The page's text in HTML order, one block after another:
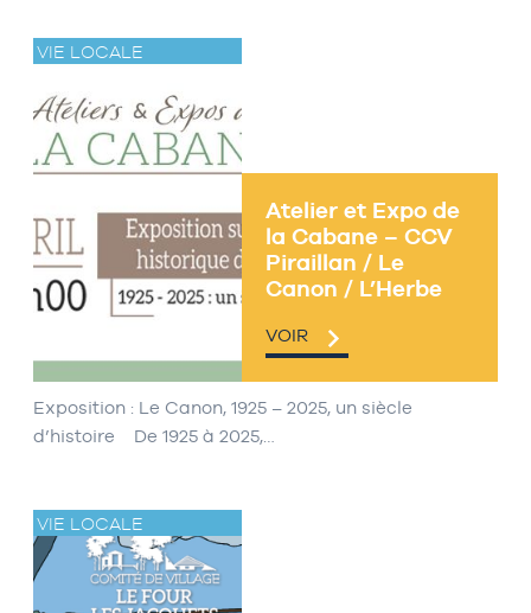
VIE LOCALE
Atelier et Expo de
la Cabane – CCV
Piraillan / Le
Canon / L’Herbe
VOIR
Exposition : Le Canon, 1925 – 2025, un siècle
d’histoire De 1925 à 2025,…
VIE LOCALE